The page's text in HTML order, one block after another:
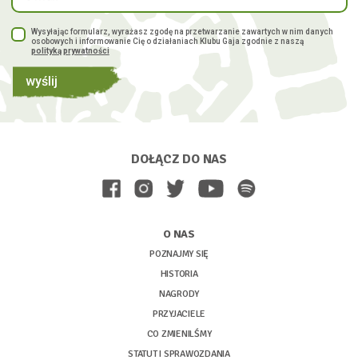
Wysyłając formularz, wyrażasz zgodę na przetwarzanie zawartych w nim danych
osobowych i informowanie Cię o działaniach Klubu Gaja zgodnie z naszą
polityką prywatności
wyślij
DOŁĄCZ DO NAS
O NAS
POZNAJMY SIĘ
HISTORIA
NAGRODY
PRZYJACIELE
CO ZMIENILŚMY
STATUT I SPRAWOZDANIA